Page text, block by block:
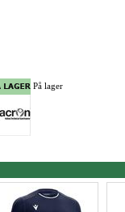
På lager